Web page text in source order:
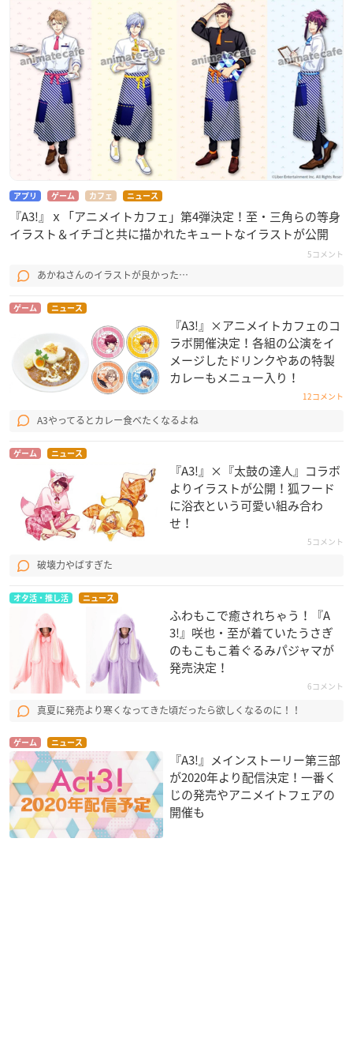
アプリ ゲーム カフェ ニュース
『A3!』ｘ「アニメイトカフェ」第4弾決定！至・三角らの等身
イラスト＆イチゴと共に描かれたキュートなイラストが公開
5コメント
あかねさんのイラストが良かった…
ゲーム ニュース
『A3!』×アニメイトカフェのコ
ラボ開催決定！各組の公演をイ
メージしたドリンクやあの特製
カレーもメニュー入り！
12コメント
A3やってるとカレー食べたくなるよね
ゲーム ニュース
『A3!』×『太鼓の達人』コラボ
よりイラストが公開！狐フード
に浴衣という可愛い組み合わ
せ！
5コメント
破壊力やばすぎた
オタ活・推し活 ニュース
ふわもこで癒されちゃう！『A
3!』咲也・至が着ていたうさぎ
のもこもこ着ぐるみパジャマが
発売決定！
6コメント
真夏に発売より寒くなってきた頃だったら欲しくなるのに！！
ゲーム ニュース
『A3!』メインストーリー第三部
が2020年より配信決定！一番く
じの発売やアニメイトフェアの
開催も